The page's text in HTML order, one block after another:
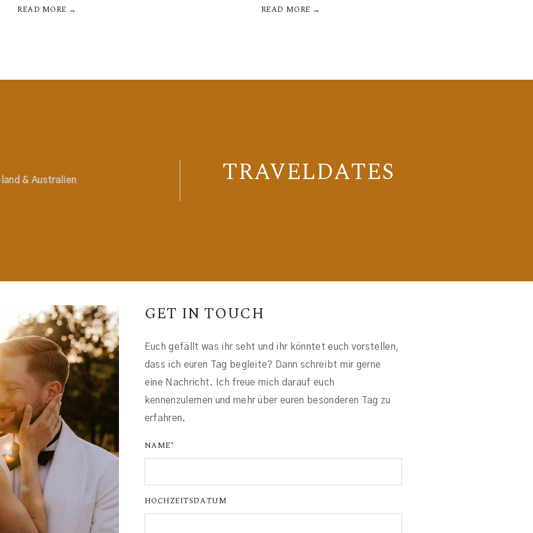
READ MORE → READ MORE →
& Australien TRAVELDATES
GET IN TOUCH
Euch gefällt was ihr seht und ihr könntet euch vorstellen,
dass ich euren Tag begleite? Dann schreibt mir gerne
eine Nachricht. Ich freue mich darauf euch
kennenzulernen und mehr über euren besonderen Tag zu
erfahren.
NAME
HOCHZEITSDATUM